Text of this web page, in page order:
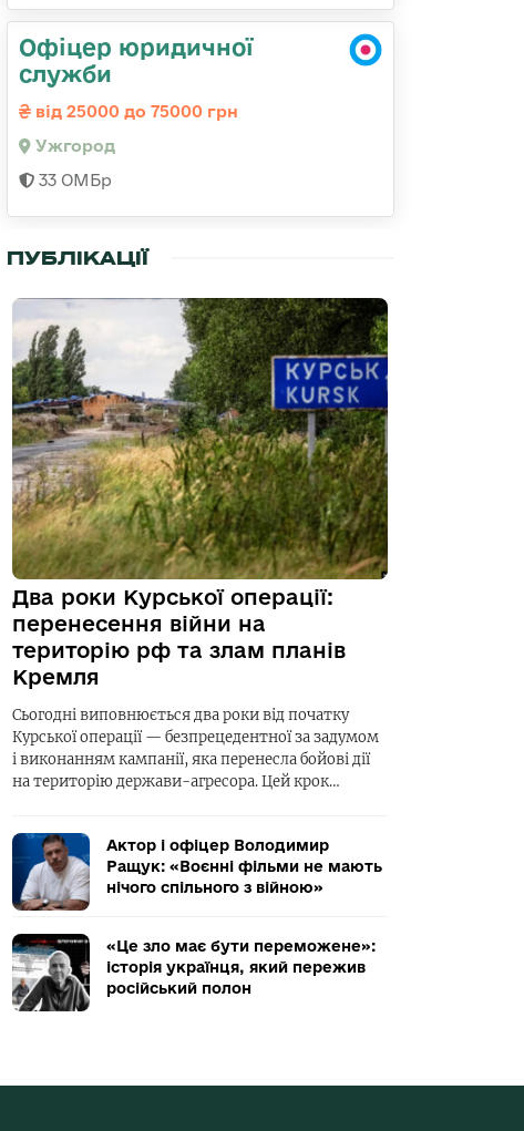
Офіцер юридичної
служби
від 25000 до 75000 грн
Ужгород
33 ОМБр
ПУБЛІКАЦІЇ
Два роки Курської операції:
перенесення війни на
територію рф та злам планів
Кремля
Сьогодні виповнюється два роки від початку
Курської операції — безпрецедентної за задумом
і виконанням кампанії, яка перенесла бойові дії
на територію держави-агресора. Цей крок…
Актор і офіцер Володимир
Ращук: «Воєнні фільми не мають
нічого спільного з війною»
«Це зло має бути переможене»:
історія українця, який пережив
російський полон